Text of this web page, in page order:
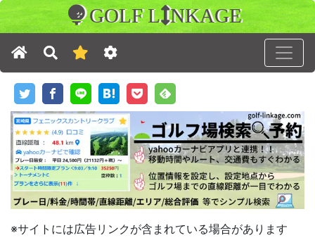
GOLF L NKAGE
※サイトには広告リンクが含まれている場合があります